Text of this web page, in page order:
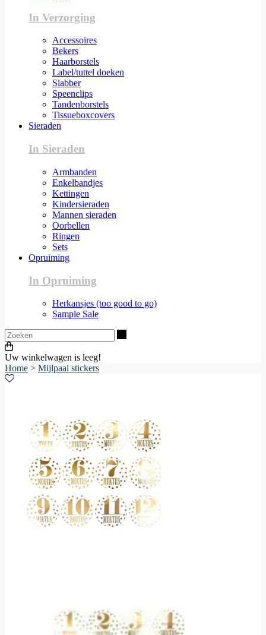
In Verzorging
Accessoires
Bekers
Haarborstels
Label/tuttel doeken
Slabber
Speenclips
Tandenborstels
Tissueboxcovers
Sieraden
In Sieraden
Armbanden
Enkelbandjes
Kettingen
Kindersieraden
Mannen sieraden
Oorbellen
Ringen
Sets
Opruiming
In Opruiming
Herkansjes (too good to go)
Sample Sale
Uw winkelwagen is leeg!
Home > Mijlpaal stickers